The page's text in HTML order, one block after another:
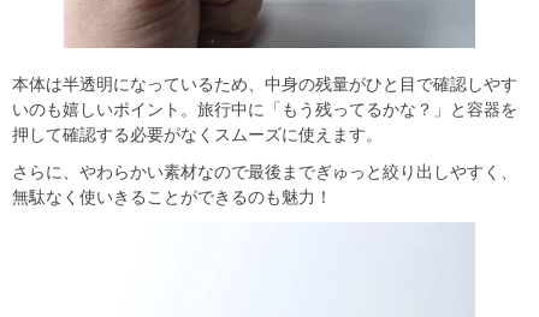
本体は半透明になっているため、中身の残量がひと目で確認しやす
いのも嬉しいポイント。旅行中に「もう残ってるかな？」と容器を
押して確認する必要がなくスムーズに使えます。
さらに、やわらかい素材なので最後までぎゅっと絞り出しやすく、
無駄なく使いきることができるのも魅力！